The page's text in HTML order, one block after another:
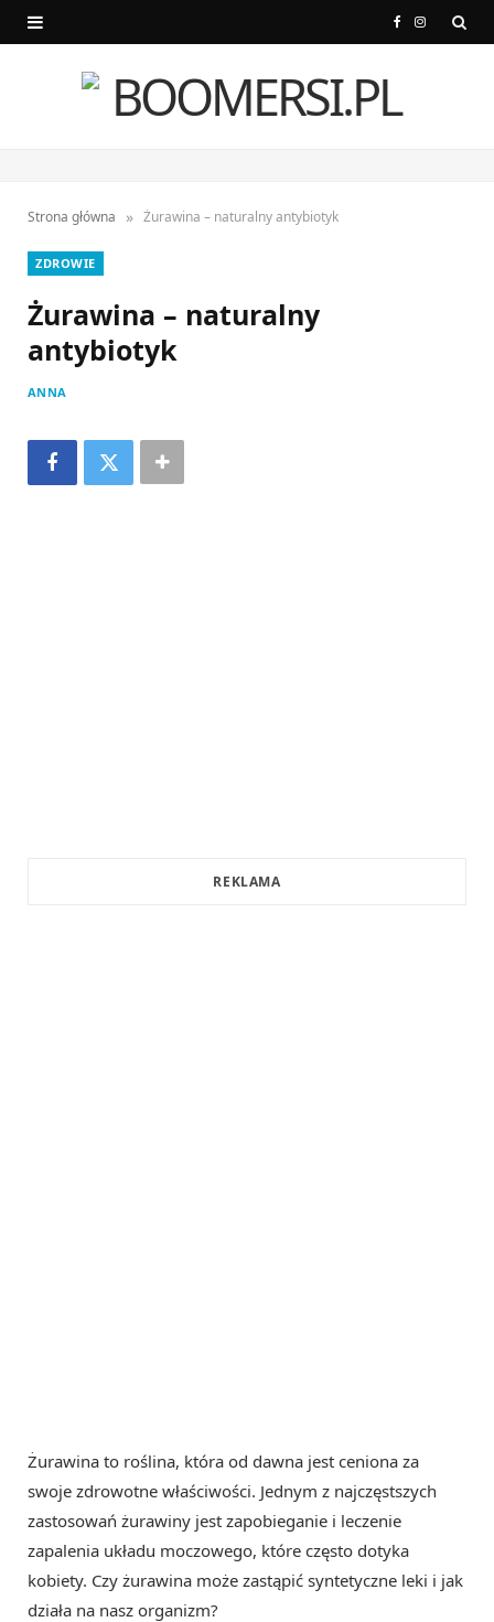
c
I
Strona główna » Żurawina – naturalny antybiotyk
ZDROWIE
Żurawina – naturalny
antybiotyk
ANNA
REKLAMA
Żurawina to roślina, która od dawna jest ceniona za
swoje zdrowotne właściwości. Jednym z najczęstszych
zastosowań żurawiny jest zapobieganie i leczenie
zapalenia układu moczowego, które często dotyka
kobiety. Czy żurawina może zastąpić syntetyczne leki i jak
działa na nasz organizm?